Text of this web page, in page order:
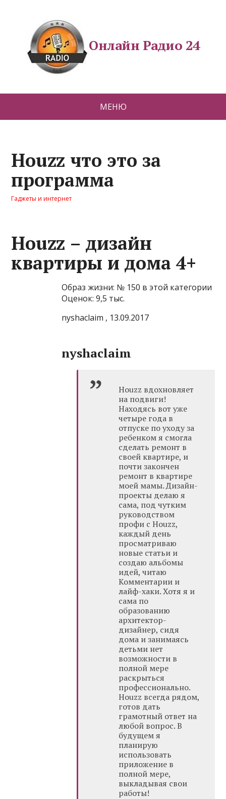
Онлайн Радио 24
МЕНЮ
Houzz что это за
программа
Гаджеты и интернет
Houzz – дизайн
квартиры и дом‪а‬ 4+
Образ жизни: № 150 в этой категории
Оценок: 9,5 тыс.
nyshaclaim , 13.09.2017
nyshaclaim
Houzz вдохновляет
на подвиги!
Находясь вот уже
четыре года в
отпуске по уходу за
ребенком я смогла
сделать ремонт в
своей квартире, и
почти закончен
ремонт в квартире
моей мамы. Дизайн-
проекты делаю я
сама, под чутким
руководством
профи с Houzz,
каждый день
просматриваю
новые статьи и
создаю альбомы
идей, читаю
Комментарии и
лайф-хаки. Хотя я и
сама по
образованию
архитектор-
дизайнер, сидя
дома и занимаясь
детьми нет
возможности в
полной мере
раскрыться
профессионально.
Houzz всегда рядом,
готов дать
грамотный ответ на
любой вопрос. В
будущем я
планирую
использовать
приложение в
полной мере,
выкладывая свои
работы!